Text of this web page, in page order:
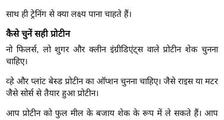
ऑ
टो
व
र्ल्ड
न्यू
ज
फ
साथ ही ट्रेनिंग से क्या लक्ष्य पाना चाहते हैं।
कैसे चुनें सही प्रोटीन
नो फिलर्स, लो शुगर और क्लीन इंग्रीडिएंट्स वाले प्रोटीन शेक चुनना
चाहिए।
व्हे और प्लांट बेस्ड प्रोटीन का ऑप्शन चुनना चाहिए। जैसे राइस या मटर
जैसे सोर्स से तैयार हुआ प्रोटीन।
आप प्रोटीन को फुल मील के बजाय शेक के रूप में ले सकते हैं। आप